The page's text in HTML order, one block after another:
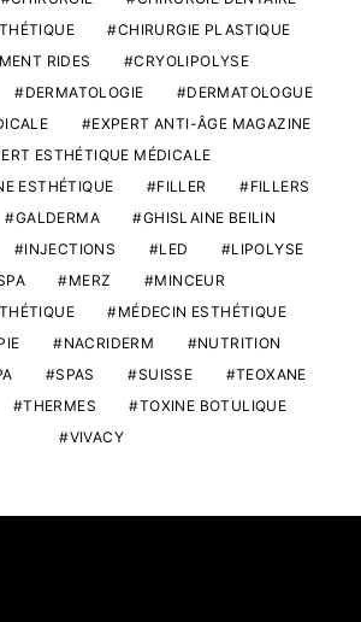
CHIRURGIE PLASTIQUE
RIDES
CRYOLIPOLYSE
DERMATOLOGIE
DERMATOLOGUE
EXPERT ANTI-ÂGE MAGAZINE
ESTHÉTIQUE MÉDICALE
ESTHÉTIQUE
FILLER
FILLERS
GALDERMA
GHISLAINE BEILIN
INJECTIONS LED
LIPOLYSE
MERZ
MINCEUR
MÉDECIN ESTHÉTIQUE
NACRIDERM
NUTRITION
SPAS SUISSE
TEOXANE
THERMES
TOXINE BOTULIQUE
VIVACY